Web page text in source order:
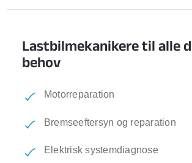
Lastbilmekanikere til alle
behov
Motorreparation
Bremseeftersyn og reparation
Elektrisk systemdiagnose